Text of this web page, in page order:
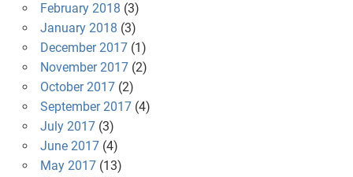
February 2018 (3)
January 2018 (3)
December 2017(1)
November 2017(2)
October 2017(2)
September 2017(4)
July 2017(3)
June 2017(4)
May 2017(13)